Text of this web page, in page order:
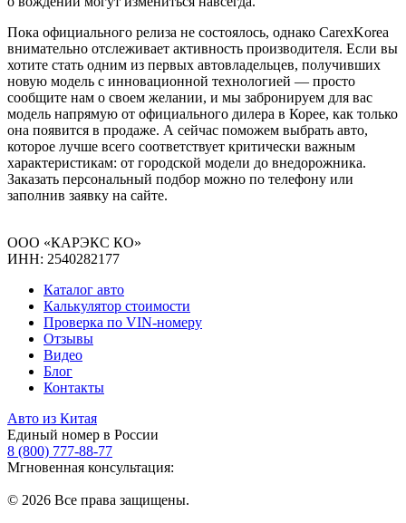
Пока официального релиза не состоялось, однако CarexKorea
внимательно отслеживает активность производителя. Если вы
хотите стать одним из первых автовладельцев, получивших
новую модель с инновационной технологией — просто
сообщите нам о своем желании, и мы забронируем для вас
модель напрямую от официального дилера в Корее, как только
она появится в продаже. А сейчас поможем выбрать авто,
которое лучше всего соответствует критически важным
характеристикам: от городской модели до внедорожника.
Заказать персональный подбор можно по телефону или
заполнив заявку на сайте.
ООО «КАРЭКС КО»
ИНН: 2540282177
Каталог авто
Калькулятор стоимости
Проверка по VIN-номеру
Отзывы
Видео
Блог
Контакты
Авто из Китая
Единый номер в России
8 (800) 777-88-77
Мгновенная консультация:
© 2026 Все права защищены.